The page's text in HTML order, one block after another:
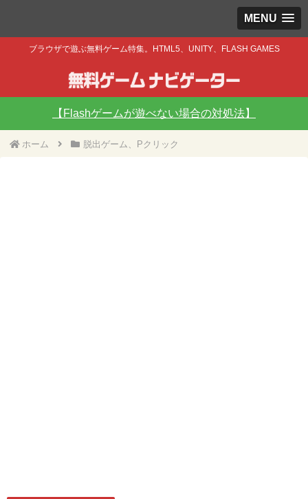
MENU
ブラウザで遊ぶ無料ゲーム特集。HTML5、UNITY、FLASH GAMES
【Flashゲームが遊べない場合の対処法】
ホーム 脱出ゲーム、Pクリック